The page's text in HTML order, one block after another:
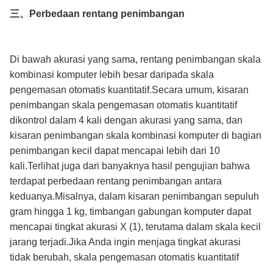
三、Perbedaan rentang penimbangan
Di bawah akurasi yang sama, rentang penimbangan skala
kombinasi komputer lebih besar daripada skala
pengemasan otomatis kuantitatif.Secara umum, kisaran
penimbangan skala pengemasan otomatis kuantitatif
dikontrol dalam 4 kali dengan akurasi yang sama, dan
kisaran penimbangan skala kombinasi komputer di bagian
penimbangan kecil dapat mencapai lebih dari 10
kali.Terlihat juga dari banyaknya hasil pengujian bahwa
terdapat perbedaan rentang penimbangan antara
keduanya.Misalnya, dalam kisaran penimbangan sepuluh
gram hingga 1 kg, timbangan gabungan komputer dapat
mencapai tingkat akurasi X (1), terutama dalam skala kecil
jarang terjadi.Jika Anda ingin menjaga tingkat akurasi
tidak berubah, skala pengemasan otomatis kuantitatif